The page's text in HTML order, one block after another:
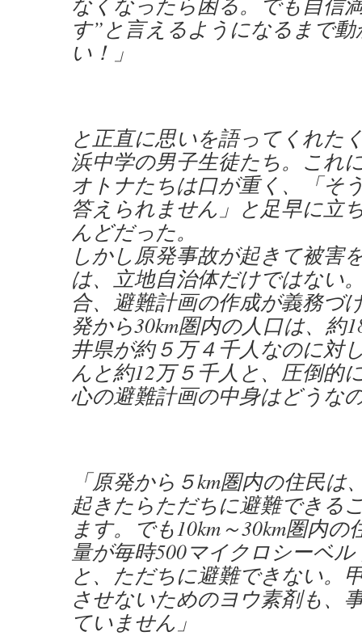
す”と言えるようになるまで
い！」
と正直に思いを語ってくれた
浜中学の男子生徒たち。これ
オトナたちは口が重く、「そ
答えられません」と足早に立
んどだった。
しかし原発事故が起きて被害
は、立地自治体だけではない
合、避難計画の作成が義務づ
発から30km圏内の人口は、約
井県が約５万４千人なのに対
んと約12万５千人と、圧倒的
心の避難計画の中身はどうな
「原発から５km圏内の住民は
起きたらただちに避難できる
ます。でも10km～30km圏内
量が毎時500マイクロシーベ
と、ただちに避難できない。
させないためのヨウ素剤も、
ていません」